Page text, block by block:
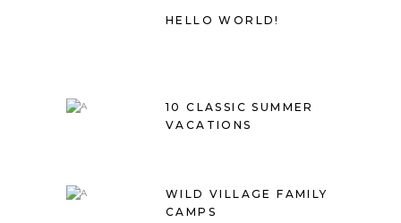
HELLO WORLD!
10 CLASSIC SUMMER
VACATIONS
WILD VILLAGE FAMILY
CAMPS